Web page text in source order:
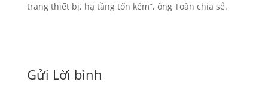
trang thiết bị, hạ tầng tốn kém”, ông Toàn chia sẻ.
Gửi Lời bình